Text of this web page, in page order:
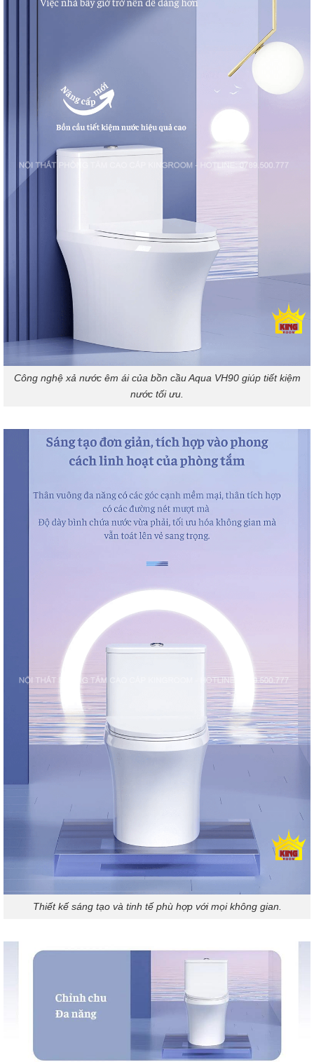
Công nghệ xả nước êm ái của bồn cầu Aqua VH90 giúp tiết kiệm
nước tối ưu.
Thiết kế sáng tạo và tinh tế phù hợp với mọi không gian.